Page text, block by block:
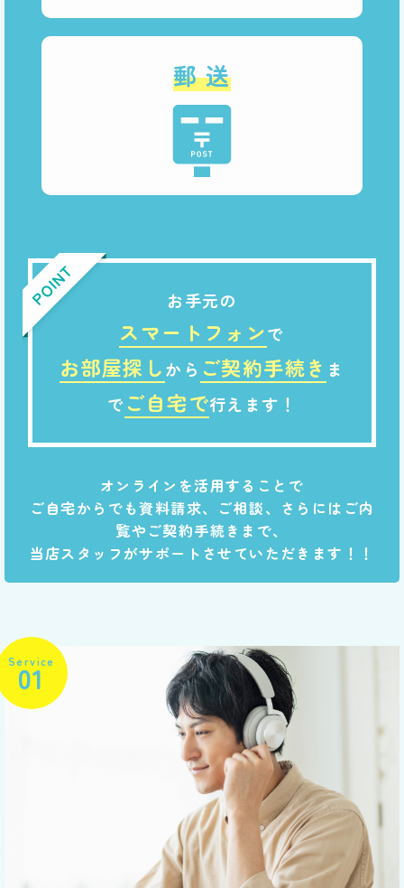
郵 送
POINT お手元の
スマートフォンで
お部屋探しから ご契約手続き ま
で ご自宅で行えます！
オンラインを活用することで
ご自宅からでも資料請求、ご相談、さらにはご内
覧やご契約手続きまで、
当店スタッフがサポートさせていただきます！！
Service
01